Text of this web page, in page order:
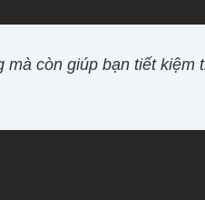
còn giúp bạn tiết